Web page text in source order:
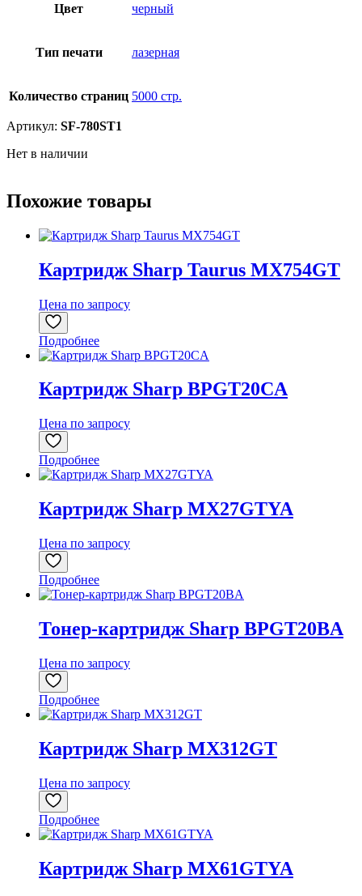
Цвет черный
Тип печати лазерная
Количество страниц 5000 стр.
Артикул: SF-780ST1
Нет в наличии
Похожие товары
Картридж Sharp Taurus MX754GT
Цена по запросу
Подробнее
Картридж Sharp BPGT20CA
Цена по запросу
Подробнее
Картридж Sharp MX27GTYA
Цена по запросу
Подробнее
Тонер-картридж Sharp BPGT20BA
Цена по запросу
Подробнее
Картридж Sharp MX312GT
Цена по запросу
Подробнее
Картридж Sharp MX61GTYA